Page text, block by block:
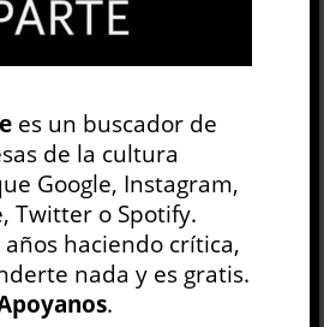
en vida no es tanto una
menos cuando la poeta en
desde hace rato entre las
es un buscador de
de la cultura
Google, Instagram,
Twitter o Spotify.
haciendo crítica,
nada y es gratis.
.